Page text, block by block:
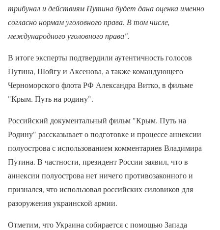
трибунал и действиям Путина будет дана оценка именно
согласно нормам уголовного права. В том числе,
международного уголовного права".
В итоге эксперты подтвердили аутентичность голосов
Путина, Шойгу и Аксенова, а также командующего
Черноморского флота РФ Александра Витко, в фильме
"Крым. Путь на родину".
Российский документальный фильм "Крым. Путь на
Родину" рассказывает о подготовке и процессе аннексии
полуострова с использованием комментариев Владимира
Путина. В частности, президент России заявил, что в
аннексии полуострова нет ничего противозаконного и
признался, что использовал российских силовиков для
разоружения украинской армии.
Отметим, что Украина собирается с помощью Запада